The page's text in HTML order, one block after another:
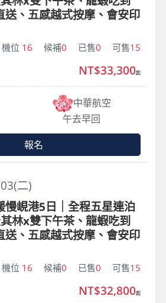
送、五感越式按摩、會安印
機位 16 候補0 已售0 可售15
中華航空
午去早回
NT$33,300起
報名
二)
慢峴港5日｜全程五星連泊
林x雙下午茶、龍蝦吃到
送、五感越式按摩、會安印
機位 16 候補0 已售0 可售15
NT$32,800起